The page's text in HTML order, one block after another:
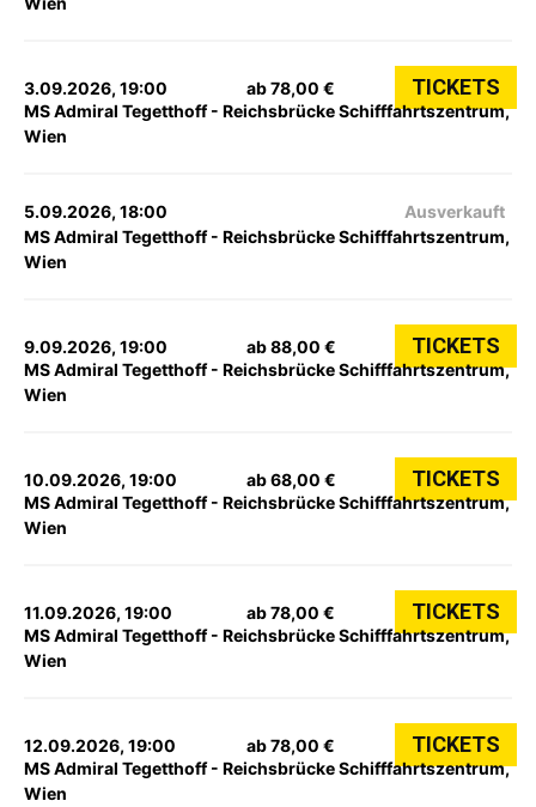
3.09.2026, 19:00
MS Admiral Tegetthoff - Reichsbrücke Schifffahrtszentrum,
Wien
ab 78,00 € TICKETS
5.09.2026, 18:00
MS Admiral Tegetthoff - Reichsbrücke Schifffahrtszentrum,
Wien
Ausverkauft
9.09.2026, 19:00
MS Admiral Tegetthoff - Reichsbrücke Schifffahrtszentrum,
Wien
ab 88,00 € TICKETS
10.09.2026, 19:00
MS Admiral Tegetthoff - Reichsbrücke Schifffahrtszentrum,
Wien
ab 68,00 € TICKETS
11.09.2026, 19:00
MS Admiral Tegetthoff - Reichsbrücke Schifffahrtszentrum,
Wien
ab 78,00 € TICKETS
12.09.2026, 19:00
MS Admiral Tegetthoff - Reichsbrücke Schifffahrtszentrum,
Wien
ab 78,00 € TICKETS